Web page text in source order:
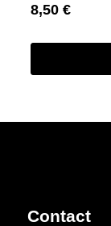
8,50 €
Contact